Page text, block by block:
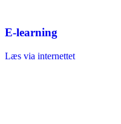
E-learning
Læs via internettet